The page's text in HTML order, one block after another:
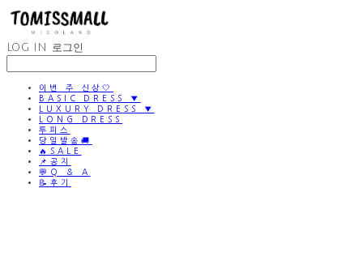
LOG IN 로그인
이번 주 신상🤍
BASIC DRESS ▼
LUXURY DRESS ▼
LONG DRESS
투피스
당일발송🚚
🔥SALE
📌공지
💬Q & A
📝후기